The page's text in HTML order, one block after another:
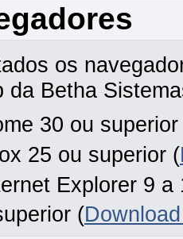
os
da Betha
30 ou
25 ou superior (
Explorer 9 a
(